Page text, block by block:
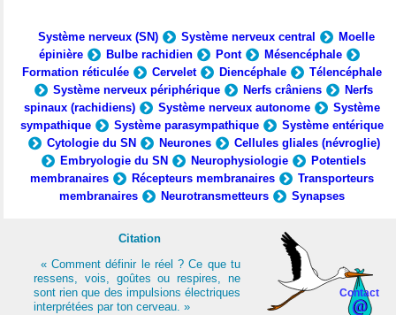
Système nerveux (SN) Système nerveux central
Moelle
épinière
Bulbe rachidien Pont
Mésencéphale
Formation réticulée
Cervelet Diencéphale
Télencéphale
Système nerveux périphérique
Nerfs crâniens
Nerfs
spinaux (rachidiens)
Système nerveux autonome
Système
sympathique
Système parasympathique
Système entérique
Cytologie du SN
Neurones
Cellules gliales (névroglie)
Embryologie du SN
Neurophysiologie
Potentiels
membranaires
Récepteurs membranaires
Transporteurs
membranaires
Neurotransmetteurs Synapses
Contact
Citation
« Comment définir le réel ? Ce que tu
ressens, vois, goûtes ou respires, ne
sont rien que des impulsions électriques
interprétées par ton cerveau. »